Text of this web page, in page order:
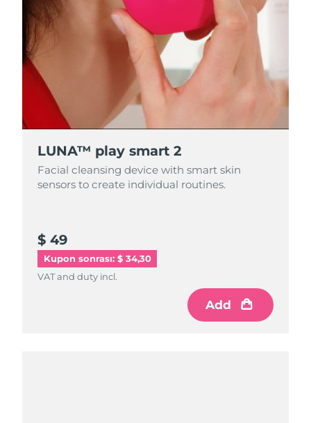
LUNA™ play smart 2
Facial cleansing device with smart skin
sensors to create individual routines.
$ 49
Kupon sonrası: $ 34,30
VAT and duty incl.
Add